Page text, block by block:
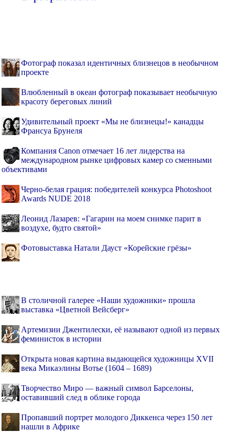
Фотограф показал идентичных близнецов в необычном
проекте
Влюбленный в океан фотограф показывает необычную
красоту береговых линий
Удивительный проект «Мы не близнецы!» канадцы
Франсуа Брунеля
Компания Canon отмечает 16 лет лидерства на
международном рынке цифровых камер со сменными
объективами
Черно-белая грация: победителей конкурса Photoshoot
Awards NUDE 2018
Леонид Лазарев: «Гагарин на моем снимке парит в
воздухе, будто святой»
Фотовыставка Натали Дауст «Корейские грёзы»
В столичной галерее «Наши художники» прошла
выставка «Цветной Вейсберг»
Артемизии Джентилески, её называют одной из первых
феминисток в истории
Открыта новая картина выдающейся художницы XVII
века Микаэлины Вотье (1604 – 1689)
Творчество Миро — важный символ Барселоны,
оставивший след в облике города
Пропавший портрет молодого Диккенса через 150 лет
нашли в Африке